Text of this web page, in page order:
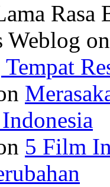
Weblog
Tempat
5 Film